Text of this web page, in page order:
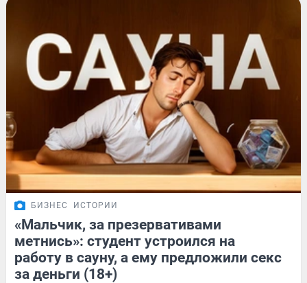
БИЗНЕС ИСТОРИИ
«Мальчик, за презервативами
метнись»: студент устроился на
работу в сауну, а ему предложили секс
за деньги (18+)